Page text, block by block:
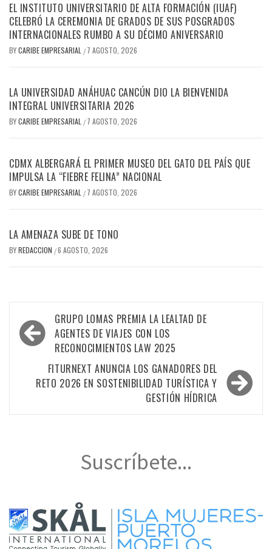
EL INSTITUTO UNIVERSITARIO DE ALTA FORMACIÓN (IUAF)
CELEBRÓ LA CEREMONIA DE GRADOS DE SUS POSGRADOS
INTERNACIONALES RUMBO A SU DÉCIMO ANIVERSARIO
BYCARIBE EMPRESARIAL / 7 AGOSTO, 2026
LA UNIVERSIDAD ANÁHUAC CANCÚN DIO LA BIENVENIDA
INTEGRAL UNIVERSITARIA 2026
BYCARIBE EMPRESARIAL / 7 AGOSTO, 2026
CDMX ALBERGARÁ EL PRIMER MUSEO DEL GATO DEL PAÍS QUE
IMPULSA LA “FIEBRE FELINA” NACIONAL
BYCARIBE EMPRESARIAL / 7 AGOSTO, 2026
LA AMENAZA SUBE DE TONO
BYREDACCION /6 AGOSTO, 2026
Navegación
de
entradas
GRUPO LOMAS PREMIA LA LEALTAD DE
AGENTES DE VIAJES CON LOS
RECONOCIMIENTOS LAW 2025
FITURNEXT ANUNCIA LOS GANADORES DEL
RETO 2026 EN SOSTENIBILIDAD TURÍSTICA Y
GESTIÓN HÍDRICA
Suscríbete...